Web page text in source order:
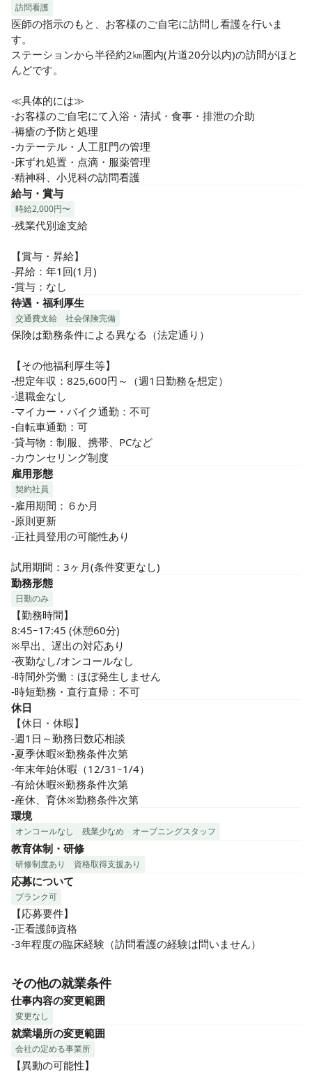
医師が顧問をつとめる訪問看護ステーションの特徴を生か
し、地域のみなさまとの連携を深めながらお客様の療養生活
を支えます。
訪問看護
医師の指示のもと、お客様のご自宅に訪問し看護を行いま
す。
ステーションから半径約2㎞圏内(片道20分以内)の訪問がほと
んどです。
≪具体的には≫
-お客様のご自宅にて入浴・清拭・食事・排泄の介助
-褥瘡の予防と処理
-カテーテル・人工肛門の管理
-床ずれ処置・点滴・服薬管理
-精神科、小児科の訪問看護
給与・賞与
時給2,000円〜
-残業代別途支給
【賞与・昇給】
-昇給：年1回(1月)
-賞与：なし
待遇・福利厚生
交通費支給 社会保険完備
保険は勤務条件による異なる（法定通り）
【その他福利厚生等】
-想定年収：825,600円～（週1日勤務を想定）
-退職金なし
-マイカー・バイク通勤：不可
-自転車通勤：可
-貸与物：制服、携帯、PCなど
-カウンセリング制度
雇用形態
契約社員
-雇用期間：６か月
-原則更新
-正社員登用の可能性あり
試用期間：3ヶ月(条件変更なし)
勤務形態
日勤のみ
【勤務時間】
8:45ｰ17:45 (休憩60分)
※早出、遅出の対応あり
-夜勤なし/オンコールなし
-時間外労働：ほぼ発生しません
-時短勤務・直行直帰：不可
休日
【休日・休暇】
-週1日～勤務日数応相談
-夏季休暇※勤務条件次第
-年末年始休暇（12/31ｰ1/4）
-有給休暇※勤務条件次第
-産休、育休※勤務条件次第
環境
オンコールなし 残業少なめ オープニングスタッフ
教育体制・研修
研修制度あり 資格取得支援あり
応募について
ブランク可
【応募要件】
-正看護師資格
-3年程度の臨床経験（訪問看護の経験は問いません）
その他の就業条件
仕事内容の変更範囲
変更なし
就業場所の変更範囲
会社の定める事業所
【異動の可能性】